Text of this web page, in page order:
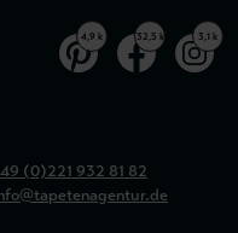
4,9 k 32,5 k 3,1 k
(0)221 932 81 82